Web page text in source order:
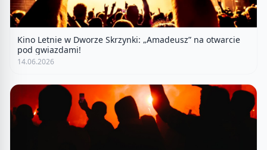
Kino Letnie w Dworze Skrzynki: „Amadeusz” na otwarcie
pod gwiazdami!
14.06.2026